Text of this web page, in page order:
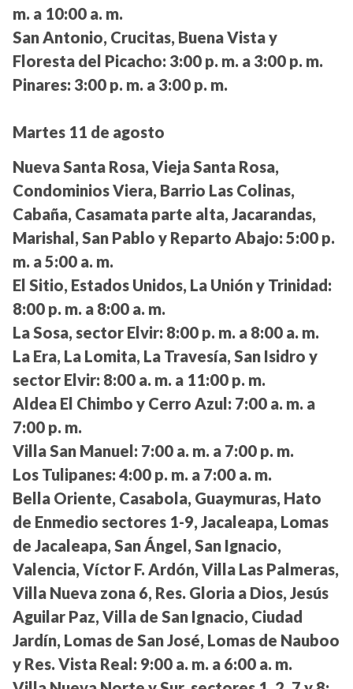
m. a 10:00 a. m.
San Antonio, Crucitas, Buena Vista y
Floresta del Picacho: 3:00 p. m. a 3:00 p. m.
Pinares: 3:00 p. m. a 3:00 p. m.
Martes 11 de agosto
Nueva Santa Rosa, Vieja Santa Rosa,
Condominios Viera, Barrio Las Colinas,
Cabaña, Casamata parte alta, Jacarandas,
Marishal, San Pablo y Reparto Abajo: 5:00 p.
m. a 5:00 a. m.
El Sitio, Estados Unidos, La Unión y Trinidad:
8:00 p. m. a 8:00 a. m.
La Sosa, sector Elvir: 8:00 p. m. a 8:00 a. m.
La Era, La Lomita, La Travesía, San Isidro y
sector Elvir: 8:00 a. m. a 11:00 p. m.
Aldea El Chimbo y Cerro Azul: 7:00 a. m. a
7:00 p. m.
Villa San Manuel: 7:00 a. m. a 7:00 p. m.
Los Tulipanes: 4:00 p. m. a 7:00 a. m.
Bella Oriente, Casabola, Guaymuras, Hato
de Enmedio sectores 1-9, Jacaleapa, Lomas
de Jacaleapa, San Ángel, San Ignacio,
Valencia, Víctor F. Ardón, Villa Las Palmeras,
Villa Nueva zona 6, Res. Gloria a Dios, Jesús
Aguilar Paz, Villa de San Ignacio, Ciudad
Jardín, Lomas de San José, Lomas de Nauboo
y Res. Vista Real: 9:00 a. m. a 6:00 a. m.